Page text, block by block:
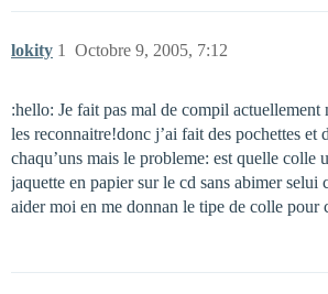
lokity Octobre 9, 2005, 7:12
1
:hello: Je fait pas mal de compil actuellement
les reconnaitre!donc j’ai fait des pochettes et
chaqu’uns mais le probleme: est quelle colle
jaquette en papier sur le cd sans abimer selui
aider moi en me donnan le tipe de colle pour